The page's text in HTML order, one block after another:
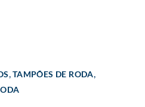
,TAMPÕES DE RODA,